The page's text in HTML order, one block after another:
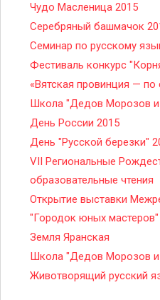
Чудо Масленица 2015
Серебряный башмачок
Семинар по русскому
Фестиваль конкурс
«Вятская провинция —
Школа "Дедов Морозов и
День России 2015
День "Русской березки"
VII Региональные
образовательные чтения
Открытие выставки
"Городок юных мастеров"
Земля Яранская
Школа "Дедов Морозов и
Животворящий русский